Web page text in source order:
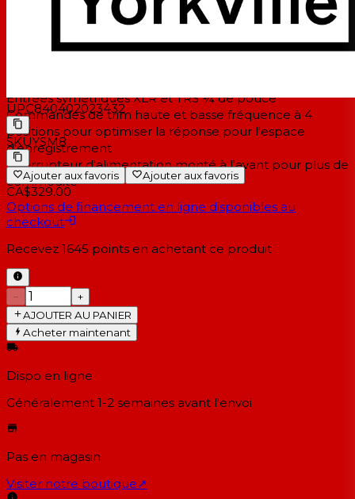
tweeter 20 watts)
Woofer basse fréquence de 8 pouces de haute qualité
Entrées symétriques XLR et TRS ¼ de pouce
Commandes de trim haute et basse fréquence à 4
positions pour optimiser la réponse pour l'espace
d'enregistrement
Interrupteur d'alimentation monté à l'avant pour plus de
commodité
UPC840402023432
SKUYSM8
Ajouter aux favoris Ajouter aux favoris
CA$329.00
Options de financement en ligne disponibles au
checkout
Recevez 1645 points en achetant ce produit
−
+
AJOUTER AU PANIER
Acheter maintenant
Dispo en ligne
Généralement 1-2 semaines avant l'envoi
Pas en magasin
Visiter notre boutique↗